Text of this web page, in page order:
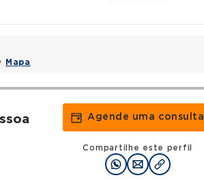
Mapa
Agende uma consulta
Compartilhe este perfil